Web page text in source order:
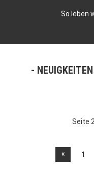
So leben
Seite
« 1